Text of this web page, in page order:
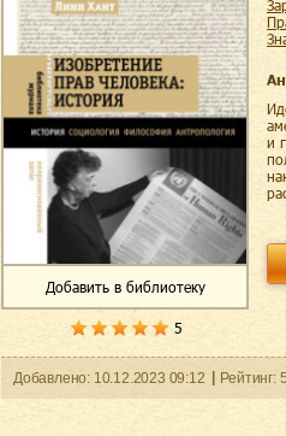
Добавить в библиотеку
5
и
Добавленo: 10.12.2023 09:12 Рейтинг: 5